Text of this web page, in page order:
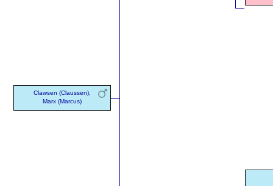
Clawsen (Claussen),
Marx (Marcus)